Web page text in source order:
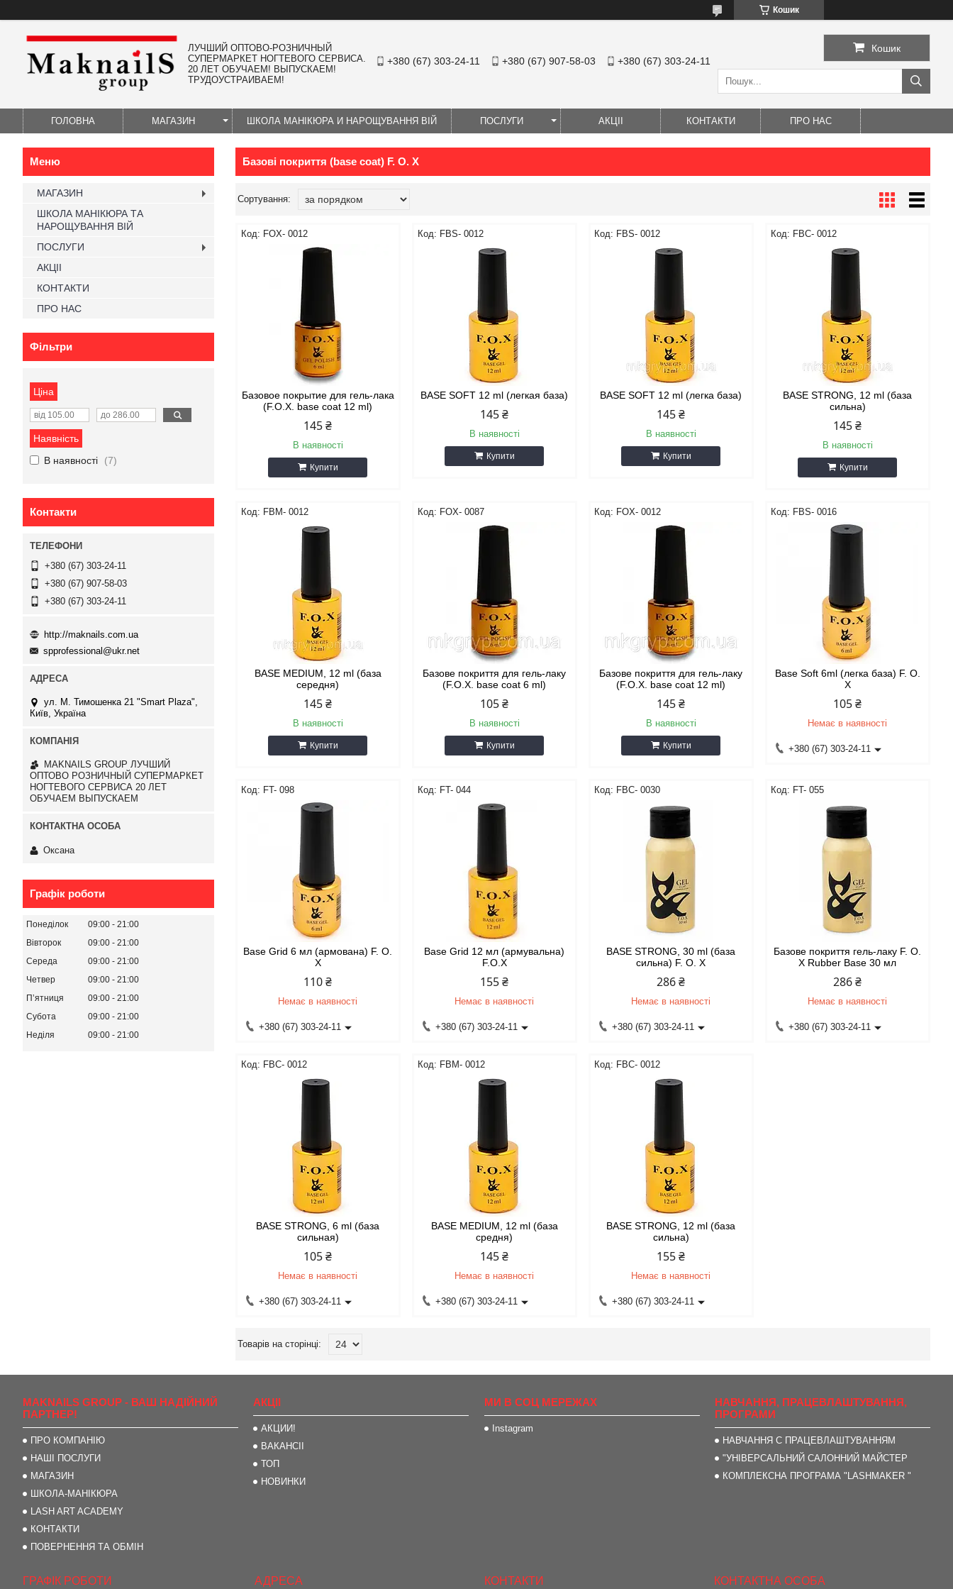
Кошик
ЛУЧШИЙ ОПТОВО-РОЗНИЧНЫЙ
СУПЕРМАРКЕТ НОГТЕВОГО СЕРВИСА.
20 ЛЕТ ОБУЧАЕМ! ВЫПУСКАЕМ!
ТРУДОУСТРАИВАЕМ!
+380 (67) 303-24-11 +380 (67) 907-58-03 +380 (67) 303-24-11
Кошик
ГОЛОВНА МАГАЗИН ШКОЛА МАНІКЮРА И НАРОЩУВАННЯ ВІЙ ПОСЛУГИ АКЦІІ КОНТАКТИ ПРО НАС
Базові покриття (base coat) F. O. X
FOX- 0012
Базовое покрытие для гель-лака
(F.O.X. base coat 12 ml)
145 ₴
В наявності
Купити
FBS- 0012
BASE SOFT 12 ml (легкая база)
145 ₴
В наявності
Купити
FBS- 0012
BASE SOFT 12 ml (легка база)
145 ₴
В наявності
Купити
FBС- 0012
BASE STRONG, 12 ml (база
сильна)
145 ₴
В наявності
Купити
FBM- 0012
BASE MEDIUM, 12 ml (база
середня)
145 ₴
В наявності
Купити
FOX- 0087
Базове покриття для гель-лаку
(F.O.X. base coat 6 ml)
105 ₴
В наявності
Купити
FOX- 0012
Базове покриття для гель-лаку
(F.O.X. base coat 12 ml)
145 ₴
В наявності
Купити
FBS- 0016
Base Soft 6ml (легка база) F. O.
X
105 ₴
Немає в наявності
+380 (67) 303-24-11
FT- 098
Base Grid 6 мл (армована) F. O.
X
110 ₴
Немає в наявності
+380 (67) 303-24-11
FT- 044
Base Grid 12 мл (армувальна)
F.O.X
155 ₴
Немає в наявності
+380 (67) 303-24-11
FBС- 0030
BASE STRONG, 30 ml (база
сильна) F. O. X
286 ₴
Немає в наявності
+380 (67) 303-24-11
FT- 055
Базове покриття гель-лаку F. O.
X Rubber Base 30 мл
286 ₴
Немає в наявності
+380 (67) 303-24-11
FBС- 0012
BASE STRONG, 6 ml (база
сильная)
105 ₴
Немає в наявності
+380 (67) 303-24-11
FBM- 0012
BASE MEDIUM, 12 ml (база
средня)
145 ₴
Немає в наявності
+380 (67) 303-24-11
FBС- 0012
BASE STRONG, 12 ml (база
сильна)
155 ₴
Немає в наявності
+380 (67) 303-24-11
МАГАЗИН
ШКОЛА МАНІКЮРА ТА
НАРОЩУВАННЯ ВІЙ
ПОСЛУГИ
АКЦІІ
КОНТАКТИ
ПРО НАС
Фільтри
Ціна
Наявність
В наявності
7
Контакти
+380 (67) 303-24-11
+380 (67) 907-58-03
+380 (67) 303-24-11
http://maknails.com.ua
spprofessional@ukr.net
ул. М. Тимошенка 21 "Smart Plaza",
Київ, Україна
MAKNAILS GROUP ЛУЧШИЙ
ОПТОВО РОЗНИЧНЫЙ СУПЕРМАРКЕТ
НОГТЕВОГО СЕРВИСА 20 ЛЕТ
ОБУЧАЕМ ВЫПУСКАЕМ
Оксана
Графік роботи
Понеділок 09:00
21:00
Вівторок
09:00
21:00
Середа
09:00
21:00
Четвер
09:00
21:00
Пʼятниця
09:00
21:00
Субота
09:00
21:00
Неділя
09:00 21:00
MAKNAILS GROUP - ВАШ НАДІЙНИЙ
ПАРТНЕР!
ПРО КОМПАНІЮ
НАШІ ПОСЛУГИ
МАГАЗИН
ШКОЛА-МАНІКЮРА
LASH ART ACADEMY
КОНТАКТИ
ПОВЕРНЕННЯ ТА ОБМІН
АКЦІІ
АКЦИИ!
ВАКАНСІІ
ТОП
НОВИНКИ
МИ В СОЦ МЕРЕЖАХ
Instagram
НАВЧАННЯ, ПРАЦЕВЛАШТУВАННЯ,
ПРОГРАМИ
НАВЧАННЯ С ПРАЦЕВЛАШТУВАННЯМ
"УНІВЕРСАЛЬНИЙ САЛОННИЙ МАЙСТЕР
КОМПЛЕКСНА ПРОГРАМА "LASHMAKER "
ГРАФІК РОБОТИ